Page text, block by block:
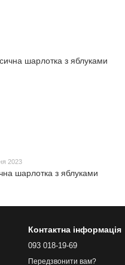
2023
шарлотка з яблуками
Контактна інформація
093 018-19-69
Передзвонити вам?